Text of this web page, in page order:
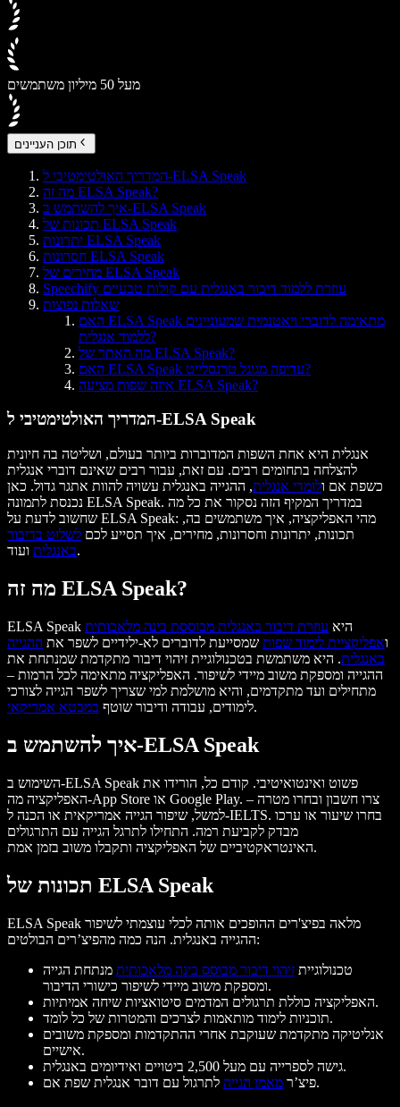
מעל 50 מיליון משתמשים
תוכן העניינים
המדריך האולטימטיבי ל-ELSA Speak
מה זה ELSA Speak?
איך להשתמש ב-ELSA Speak
תכונות של ELSA Speak
יתרונות ELSA Speak
חסרונות ELSA Speak
מחירים של ELSA Speak
Speechify עוזרת ללמוד דיבור באנגלית עם קולות טבעיים
שאלות נפוצות
האם ELSA Speak מתאימה לדוברי ויאטנמית שמעוניינים
ללמוד אנגלית?
מה האתר של ELSA Speak?
האם ELSA Speak עדיפה מגוגל טרנסלייט?
איזה שפות מציעה ELSA Speak?
המדריך האולטימטיבי ל-ELSA Speak
אנגלית היא אחת השפות המדוברות ביותר בעולם, ושליטה בה חיונית
להצלחה בתחומים רבים. עם זאת, עבור רבים שאינם דוברי אנגלית
כשפת אם ולומדי אנגלית, ההגייה באנגלית עשויה להוות אתגר גדול. כאן
נכנסת לתמונה ELSA Speak. במדריך המקיף הזה נסקור את כל מה
שחשוב לדעת על ELSA Speak: מהי האפליקציה, איך משתמשים בה,
תכונות, יתרונות וחסרונות, מחירים, איך תסייע לכם לשלוט בדיבור
באנגליתועוד.
מה זה ELSA Speak?
ELSA Speak היא עוזרת דיבור באנגלית מבוססת בינה מלאכותית
ואפליקציית לימוד שפות שמסייעת לדוברים לא-ילידיים לשפר את ההגייה
באנגלית. היא משתמשת בטכנולוגיית זיהוי דיבור מתקדמת שמנתחת את
ההגייה ומספקת משוב מיידי לשיפור. האפליקציה מתאימה לכל הרמות –
מתחילים ועד מתקדמים, והיא מושלמת למי שצריך לשפר הגייה לצורכי
לימודים, עבודה ודיבור שוטף במבטא אמריקאי .
איך להשתמש ב-ELSA Speak
השימוש ב-ELSA Speak פשוט ואינטואיטיבי. קודם כל, הורידו את
האפליקציה מה-App Store או Google Play. צרו חשבון ובחרו מטרה –
למשל, שיפור הגייה אמריקאית או הכנה ל-IELTS. בחרו שיעור או ערכו
מבדק לקביעת רמה. התחילו לתרגל הגייה עם התרגולים
האינטראקטיביים של האפליקציה ותקבלו משוב בזמן אמת.
תכונות של ELSA Speak
ELSA Speak מלאה בפיצ'רים ההופכים אותה לכלי עוצמתי לשיפור
ההגייה באנגלית. הנה כמה מהפיצ’רים הבולטים:
טכנולוגיית זיהוי דיבור מבוסס בינה מלאכותית מנתחת הגייה
ומספקת משוב מיידי לשיפור כישורי הדיבור.
האפליקציה כוללת תרגולים המדמים סיטואציות שיחה אמיתיות.
תוכניות לימוד מותאמות לצרכים והמטרות של כל לומד.
אנליטיקה מתקדמת שעוקבת אחרי ההתקדמות ומספקת משובים
אישיים.
גישה לספרייה עם מעל 2,500 ביטויים ואידיומים באנגלית.
פיצ’ר מאמן הגייה לתרגול עם דובר אנגלית שפת אם.